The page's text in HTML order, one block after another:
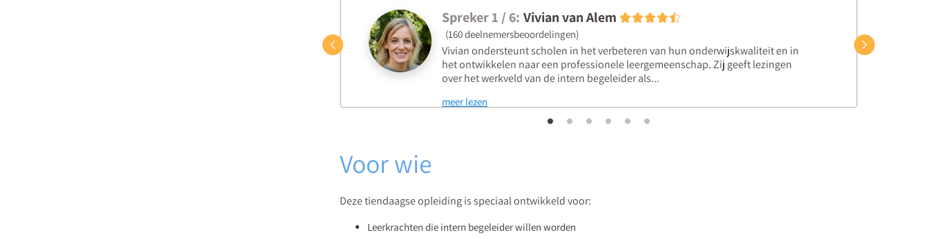
Spreker 1 / 6: Vivian van Alem
(160 deelnemersbeoordelingen)
Vivian ondersteunt scholen in het verbeteren van hun onderwijskwaliteit en in
het ontwikkelen naar een professionele leergemeenschap. Zij geeft lezingen
over het werkveld van de intern begeleider als...
meer lezen
Vorige Volgende
Voor wie
Deze tiendaagse opleiding is speciaal ontwikkeld voor:
Leerkrachten die intern begeleider willen worden